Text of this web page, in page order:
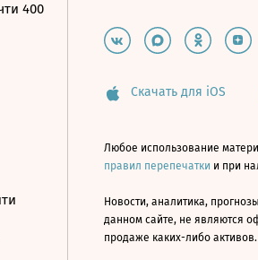
400
Скачать для iOS
Любое использование
правил перепечатки и при
Новости, аналитика,
данном сайте, не являются
продаже каких-либо активов.